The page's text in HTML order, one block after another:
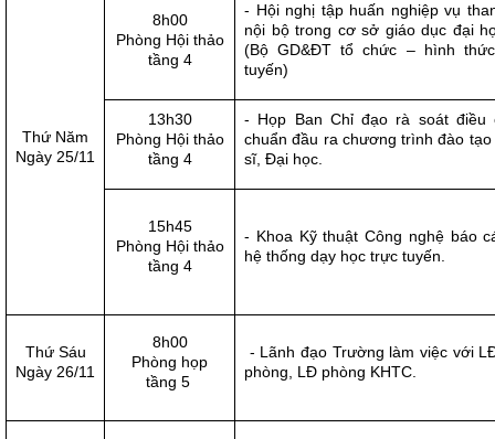
Thứ Năm
Ngày 25/11
8h00
Phòng Hội thảo
tầng 4
- Hội nghị tập huấn nghiệp vụ
nội bộ trong cơ sở giáo dục đại
(Bộ GD&ĐT tổ chức – hình
tuyến)
13h30
Phòng Hội thảo
tầng 4
- Họp Ban Chỉ đạo rà soát điều
chuẩn đầu ra chương trình đào tạo
sĩ, Đại học.
15h45
Phòng Hội thảo
tầng 4
- Khoa Kỹ thuật Công nghệ báo
hệ thống dạy học trực tuyến.
Thứ Sáu
Ngày 26/11
8h00
Phòng họp
tầng 5
- Lãnh đạo Trường làm việc với
phòng, LĐ phòng KHTC.